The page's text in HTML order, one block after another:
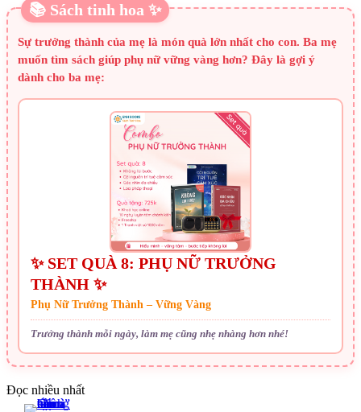
📚 Sách tinh hoa ✨
Sự trưởng thành của mẹ là món quà lớn nhất cho con. Ba mẹ
muốn tìm sách giúp phụ nữ vững vàng hơn? Đây là gợi ý
dành cho ba mẹ:
✨ SET QUÀ 8: PHỤ NỮ TRƯỞNG
THÀNH ✨
Phụ Nữ Trưởng Thành – Vững Vàng
Trưởng thành mỗi ngày, làm mẹ cũng nhẹ nhàng hơn nhé!
Đọc nhiều nhất